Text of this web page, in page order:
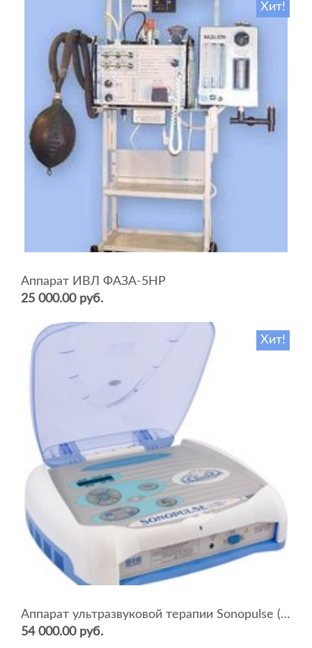
Хит!
Аппарат ИВЛ ФАЗА-5НР
25 000.00 руб.
Хит!
Аппарат ультразвуковой терапии Sonopulse (мультичастотный 1 и 3 Мгц)
54 000.00 руб.